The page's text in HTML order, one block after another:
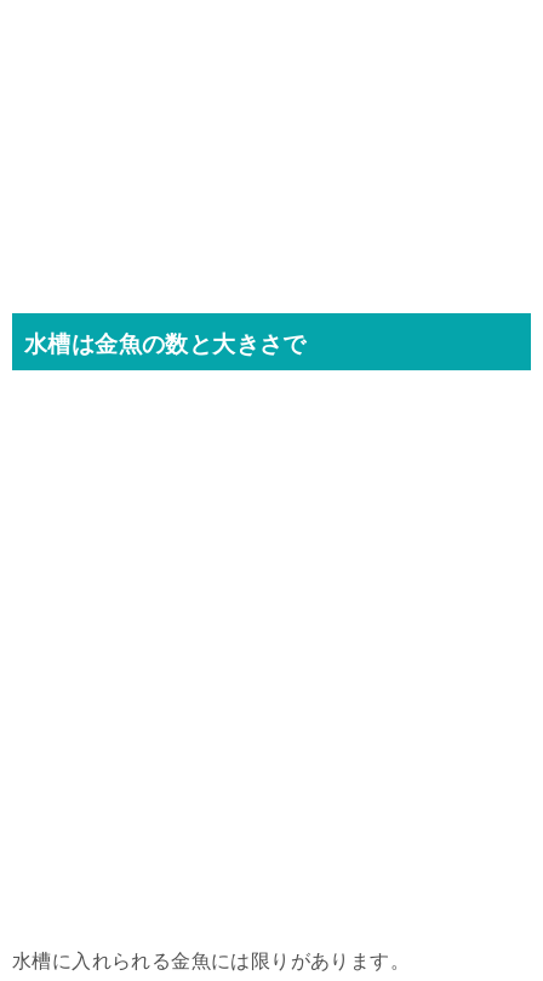
水槽は金魚の数と大きさで
水槽に入れられる金魚には限りがあります。